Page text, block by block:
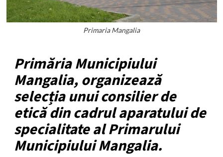
Primaria Mangalia
Primăria Municipiului
Mangalia, organizează
selecția unui consilier de
etică din cadrul aparatului de
specialitate al Primarului
Municipiului Mangalia.